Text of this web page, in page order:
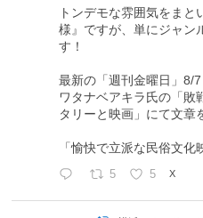
トンデモな雰囲気をま
様』ですが、単にジャン
す！
最新の「週刊金曜日」8/7
ワタナベアキラ氏の「敗
タリーと映画」にて文章
「愉快で立派な民俗文化
5 5 X